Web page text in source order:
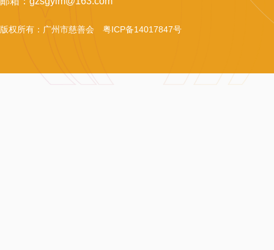
版权所有：广州市慈善会 粤ICP备14017847号